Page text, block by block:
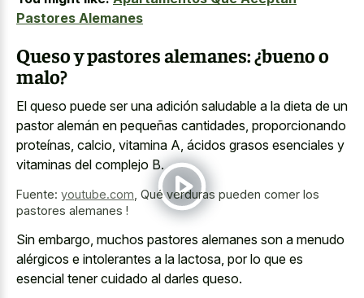
Pastores Alemanes
Queso y pastores alemanes: ¿bueno o
malo?
El queso puede ser una adición saludable a la dieta de un
pastor alemán en pequeñas cantidades, proporcionando
proteínas, calcio, vitamina A, ácidos grasos esenciales y
vitaminas del complejo B.
Fuente: youtube.com, Qué verduras pueden comer los
pastores alemanes !
Sin embargo, muchos pastores alemanes son a menudo
alérgicos e intolerantes a la lactosa, por lo que es
esencial tener cuidado al darles queso.